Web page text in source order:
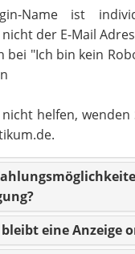
Name ist
der E-Mail
bei "Ich bin kein
helfen, wenden
eine Anzeige